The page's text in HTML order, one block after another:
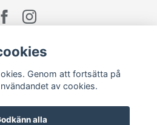
Genom att fortsätta på
av cookies.
alla